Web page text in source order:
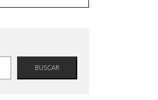
BUSCAR